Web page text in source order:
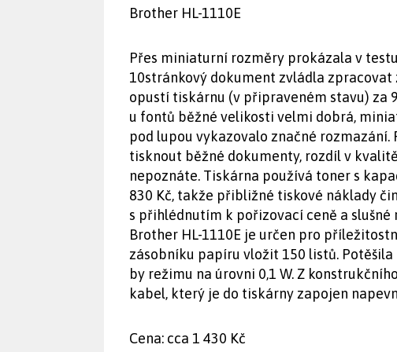
Brother HL-1110E
Přes miniaturní rozměry prokázala v
10stránkový dokument zvládla
opustí tiskárnu (v připraveném stavu) za
u fontů běžné velikosti velmi dobrá,
pod lupou vykazovalo značné
tisknout běžné dokumenty, rozdíl v
nepoznáte. Tiskárna používá toner s
830 Kč, takže přibližné tiskové náklady
s přihlédnutím k pořizovací ceně a
Brother HL-1110E je určen pro
zásobníku papíru vložit 150 listů.
by režimu na úrovni 0,1 W. Z
kabel, který je do tiskárny zapojen
Cena: cca 1 430 Kč